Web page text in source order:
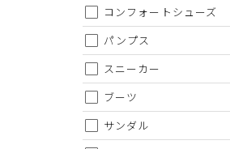
コンフォートシューズ
パンプス
スニーカー
ブーツ
サンダル